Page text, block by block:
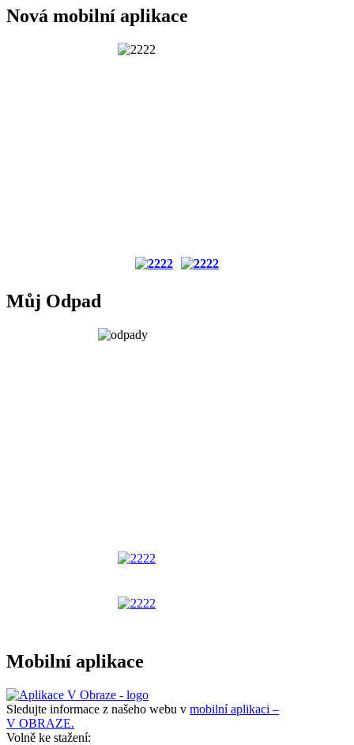
Nová mobilní aplikace
Můj Odpad
Mobilní aplikace
Sledujte informace z našeho webu v mobilní aplikaci –
V OBRAZE.
Volně ke stažení: